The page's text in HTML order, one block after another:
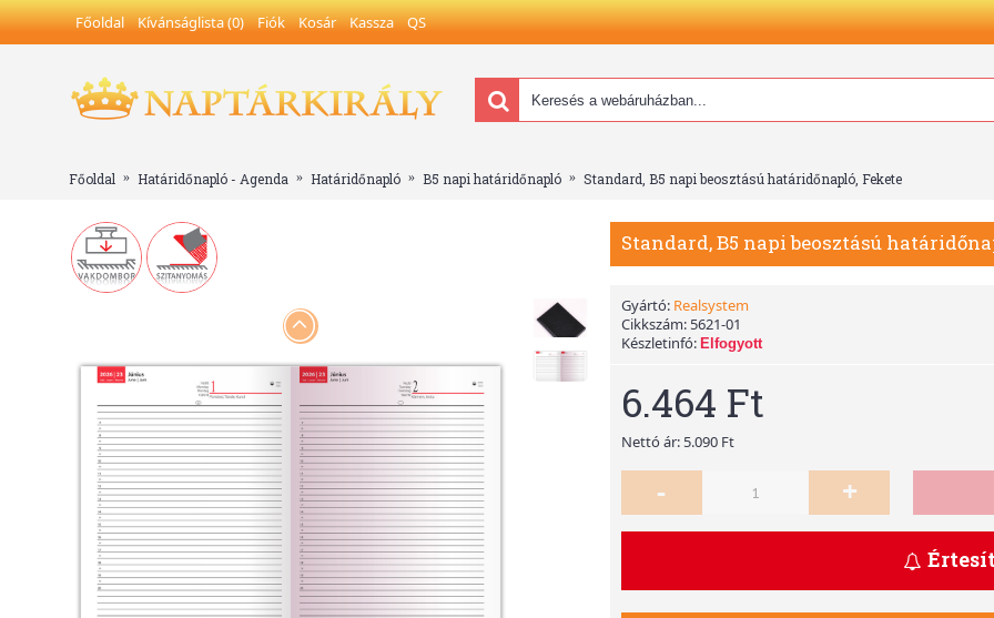
Főoldal Kívánságlista (0) Fiók Kosár Kassza QS
Főoldal Határidőnapló - Agenda Határidőnapló B5 napi határidőnapló Standard, B5 napi beosztású határidőnapló, Fekete
Standard, B5 napi beosztású
Gyártó: Realsystem
Cikkszám: 5621-01
Készletinfó: Elfogyott
6.464 Ft
Nettó ár: 5.090 Ft
- +